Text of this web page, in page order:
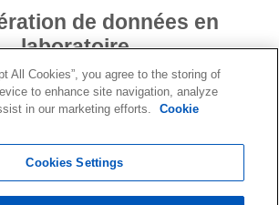
de données en
laboratoire
de pointe permettent
de données pouvant être
de supports endommagés. Nous
récupération de données lorsque le
déballé dans notre salle blanche
All Cookies”, you agree to the storing of
to enhance site navigation, analyze
in our marketing efforts.
Cookie
Cookies Settings